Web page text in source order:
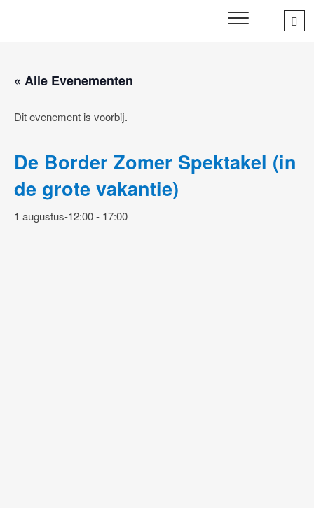
WIJ ZETTEN ONS IN VOOR HET WELZIJN EN VERBINDEN
« Alle Evenementen
Dit evenement is voorbij.
De Border Zomer Spektakel (in
de grote vakantie)
1 augustus-12:00- 17:00